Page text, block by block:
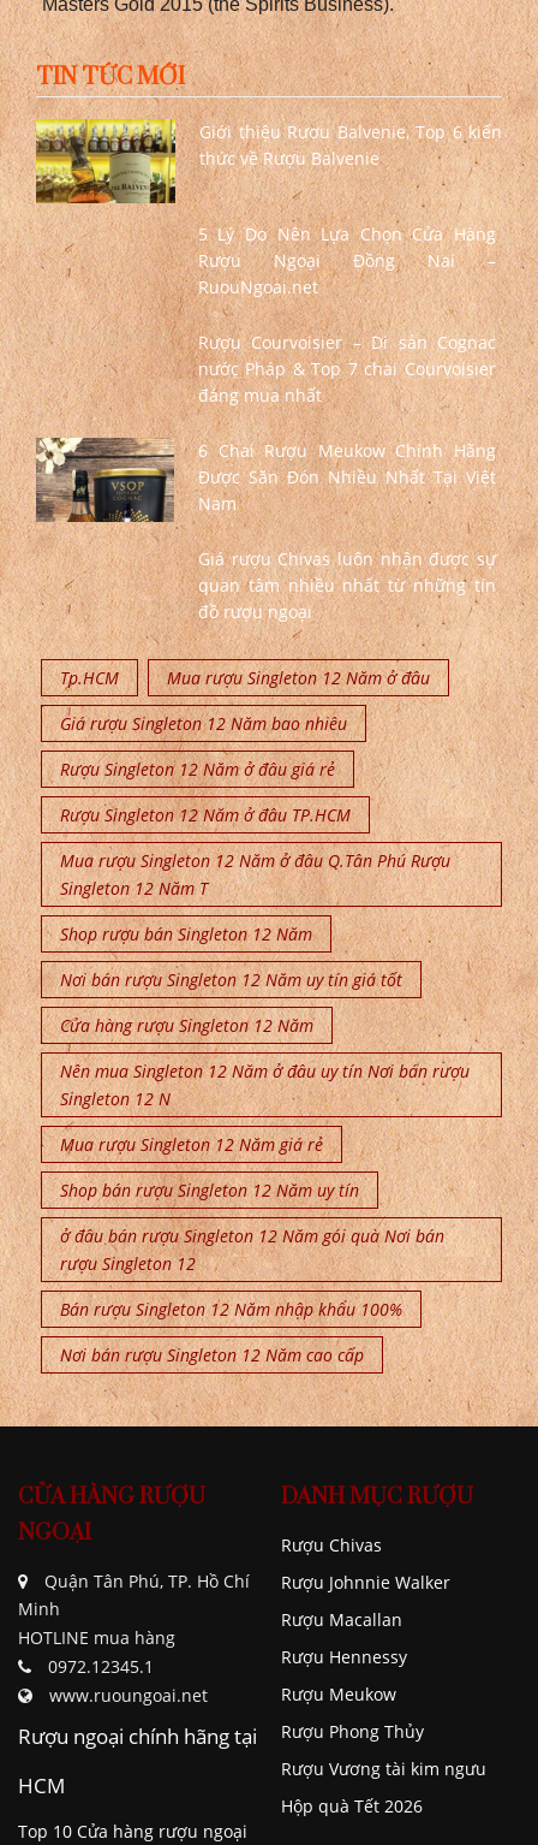
TIN TỨC MỚI
Giới thiệu Rượu Balvenie, Top 6 kiến
thức về Rượu Balvenie
5 Lý Do Nên Lựa Chọn Cửa Hàng
Rượu Ngoại Đồng Nai –
RuouNgoai.net
Rượu Courvoisier – Di sản Cognac
nước Pháp & Top 7 chai Courvoisier
đáng mua nhất
6 Chai Rượu Meukow Chính Hãng
Được Săn Đón Nhiều Nhất Tại Việt
Nam
Giá rượu Chivas luôn nhận được sự
quan tâm nhiều nhất từ những tín
đồ rượu ngoại
Tp.HCM
Mua rượu Singleton 12 Năm ở đâu
Giá rượu Singleton 12 Năm bao nhiêu
Rượu Singleton 12 Năm ở đâu giá rẻ
Rượu Singleton 12 Năm ở đâu TP.HCM
Mua rượu Singleton 12 Năm ở đâu Q.Tân Phú Rượu
Singleton 12 Năm T
Shop rượu bán Singleton 12 Năm
Nơi bán rượu Singleton 12 Năm uy tín giá tốt
Cửa hàng rượu Singleton 12 Năm
Nên mua Singleton 12 Năm ở đâu uy tín Nơi bán rượu
Singleton 12 N
Mua rượu Singleton 12 Năm giá rẻ
Shop bán rượu Singleton 12 Năm uy tín
ở đâu bán rượu Singleton 12 Năm gói quà Nơi bán
rượu Singleton 12
Bán rượu Singleton 12 Năm nhập khẩu 100%
Nơi bán rượu Singleton 12 Năm cao cấp
CỬA HÀNG RƯỢU
NGOẠI
Quận Tân Phú, TP. Hồ Chí
Minh
HOTLINE mua hàng
0972.12345.1
www.ruoungoai.net
Rượu ngoại chính hãng tại
HCM
Top 10 Cửa hàng rượu ngoại
DANH MỤC RƯỢU
Rượu Chivas
Rượu Johnnie Walker
Rượu Macallan
Rượu Hennessy
Rượu Meukow
Rượu Phong Thủy
Rượu Vương tài kim ngưu
Hộp quà Tết 2026